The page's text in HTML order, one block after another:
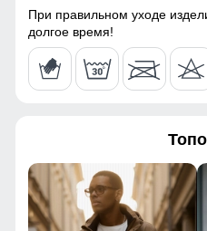
Покрой
Внутренние карманы
Тип кармана
При правильном уходе
долгое время!